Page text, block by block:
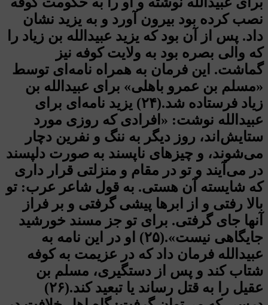
نصب کرده بود بیرون آورد و به یزید نشان
داد. پس از آن بود که یزید عبیدالله بن زیاد را
که والی بصره بود به ولایت کوفه نیز
گماشت. این فرمان به همراه نامه‌ای توسط
«مسلم بن عمرو باهلی» برای عبیدالله بن
زیاد فرستاده شد.(۲۴) یزید نامه‌ای برای
عبیدالله نوشت: «افرادی که روزی مورد
ستایش‌اند، روز دیگر به ننگ و نفرین دچار
می‌شوند، و چیزهای ناپسند به صورت دلپسند
در می‌آیند و تو در مقام و منزلتی قرار داری
که شایسته آن هستی. به قول شاعر عرب: تو
بالا رفتی و از ابرها پیشی گرفتی و بر فراز
آنها جای گرفتی. برای تو جز مسند خورشید
جایگاهی نیست».(۲۵) او در این نامه به
عبیدالله فرمان داد که در عزیمت به کوفه
شتاب کند و پس از دستگیری، مسلم بن
عقیل را به قتل رساند یا تبعید کند.(۲۶)